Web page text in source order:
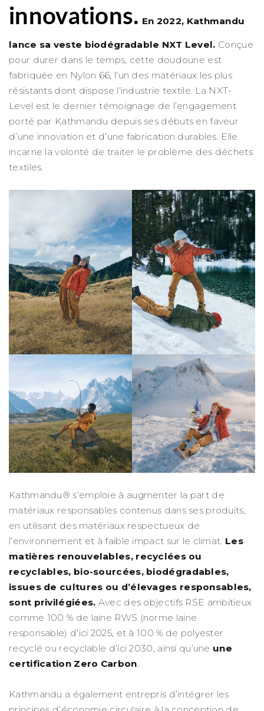
innovations. En 2022, Kathmandu
lance sa veste biodégradable NXT Level. Conçue
pour durer dans le temps, cette doudoune est
fabriquée en Nylon 66, l’un des matériaux les plus
résistants dont dispose l’industrie textile. La NXT-
Level est le dernier témoignage de l’engagement
porté par Kathmandu depuis ses débuts en faveur
d’une innovation et d’une fabrication durables. Elle
incarne la volonté de traiter le problème des déchets
textiles.
Kathmandu® s’emploie à augmenter la part de
matériaux responsables contenus dans ses produits,
en utilisant des matériaux respectueux de
l’environnement et à faible impact sur le climat. Les
matières renouvelables, recyclées ou
recyclables, bio-sourcées, biodégradables,
issues de cultures ou d’élevages responsables,
sont privilégiées. Avec des objectifs RSE ambitieux
comme 100 % de laine RWS (norme laine
responsable) d’ici 2025, et à 100 % de polyester
recyclé ou recyclable d’ici 2030, ainsi qu’une une
certification Zero Carbon.
Kathmandu a également entrepris d’intégrer les